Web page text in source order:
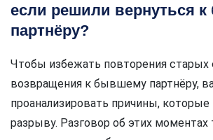
если решили вернуться
партнёру?
Чтобы избежать повторения старых
возвращения к бывшему партнёру,
проанализировать причины, которые
разрыву. Разговор об этих моментах